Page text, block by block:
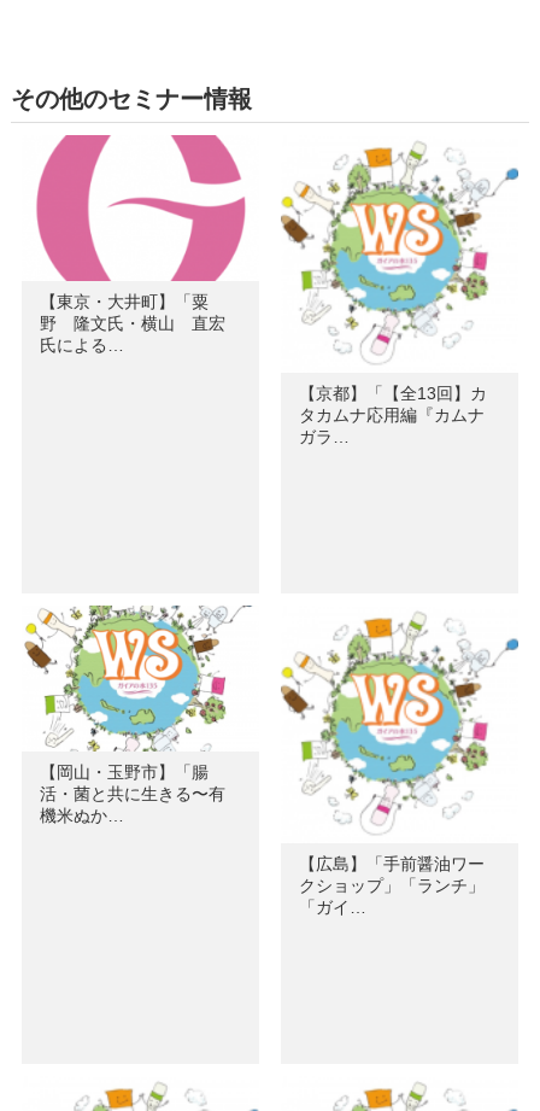
その他のセミナー情報
【東京・大井町】「粟
野 隆文氏・横山 直宏
氏による…
【京都】「【全13回】カ
タカムナ応用編『カムナ
ガラ…
【岡山・玉野市】「腸
活・菌と共に生きる〜有
機米ぬか…
【広島】「手前醤油ワー
クショップ」「ランチ」
「ガイ…